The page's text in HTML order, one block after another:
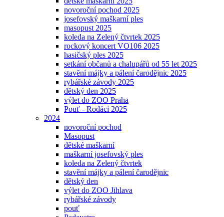
novoroční pochod 2025
josefovský maškarní ples
masopust 2025
koleda na Zelený čtvrtek 2025
rockový koncert VO106 2025
hasičský ples 2025
setkání občanů a chalupářů od 55 let 2025
stavění májky a pálení čarodějnic 2025
rybářské závody 2025
dětský den 2025
výlet do ZOO Praha
Pouť - Rodáci 2025
2024
novoroční pochod
Masopust
dětské maškarní
maškarní josefovský ples
koleda na Zelený čtvrtek
stavění májky a pálení čarodějnic
dětský den
výlet do ZOO Jihlava
rybářské závody
pouť